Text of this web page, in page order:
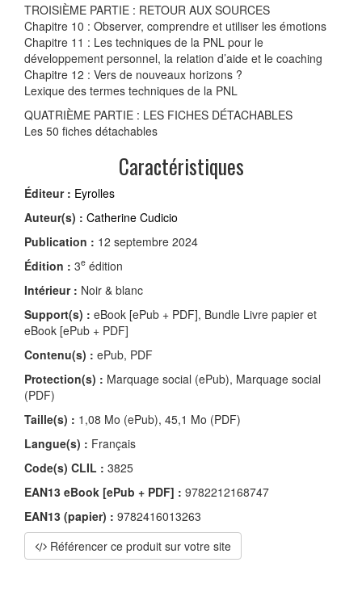
TROISIÈME PARTIE : RETOUR AUX SOURCES
Chapitre 10 : Observer, comprendre et utiliser les émotions
Chapitre 11 : Les techniques de la PNL pour le
développement personnel, la relation d’aide et le coaching
Chapitre 12 : Vers de nouveaux horizons ?
Lexique des termes techniques de la PNL
QUATRIÈME PARTIE : LES FICHES DÉTACHABLES
Les 50 fiches détachables
Caractéristiques
Éditeur : Eyrolles
Auteur(s) : Catherine Cudicio
Publication : 12 septembre 2024
Édition : 3e édition
Intérieur : Noir & blanc
Support(s) : eBook [ePub + PDF], Bundle Livre papier et
eBook [ePub + PDF]
Contenu(s) : ePub, PDF
Protection(s) : Marquage social (ePub), Marquage social
(PDF)
Taille(s) : 1,08 Mo (ePub), 45,1 Mo (PDF)
Langue(s) : Français
Code(s) CLIL : 3825
EAN13 eBook [ePub + PDF] : 9782212168747
EAN13 (papier) : 9782416013263
Référencer ce produit sur votre site